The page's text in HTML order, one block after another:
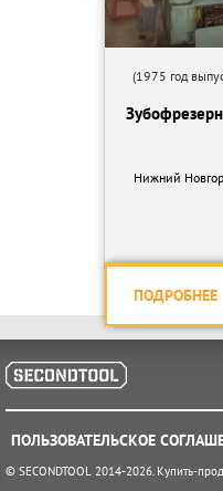
(1975 год
Нижний
ПОДРОБНЕЕ
ПОЛЬЗОВАТЕЛЬСКОЕ
© SECONDTOOL 2014-2026. Купить-